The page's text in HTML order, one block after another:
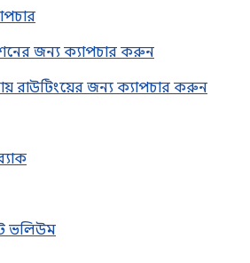
জন্য ক্যাপচার করুন
রাউটিংয়ের জন্য ক্যাপচার করুন
ভলিউম